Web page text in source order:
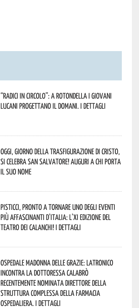
“Radici in Circolo”: a Rotondella i giovani
lucani progettano il domani. I dettagli
Oggi, giorno della Trasfigurazione di Cristo,
si celebra San Salvatore! Auguri a chi porta
il suo nome
Pisticci, pronto a tornare uno degli eventi
più affascinanti d’Italia: l’XI edizione del
Teatro dei Calanchi! I dettagli
Ospedale Madonna delle Grazie: Latronico
incontra la dottoressa Calabrò
recentemente nominata Direttore della
Struttura Complessa della Farmacia
Ospedaliera. I dettagli